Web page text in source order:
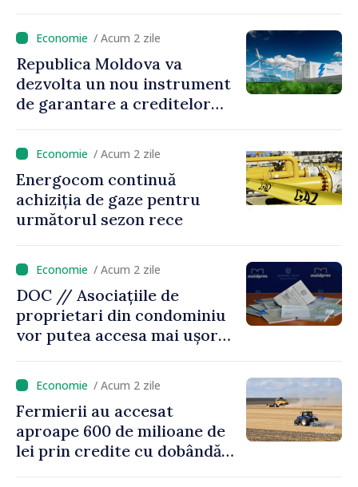
/ Acum 2 zile
Republica Moldova va
dezvolta un nou instrument
de garantare a creditelor
de stocare a energiei
/ Acum 2 zile
Energocom continuă
achiziția de gaze pentru
următorul sezon rece
/ Acum 2 zile
DOC // Asociațiile de
proprietari din condominiu
vor putea accesa mai ușor
energetică a blocurilor
locative
/ Acum 2 zile
Fermierii au accesat
aproape 600 de milioane de
lei prin credite cu dobândă